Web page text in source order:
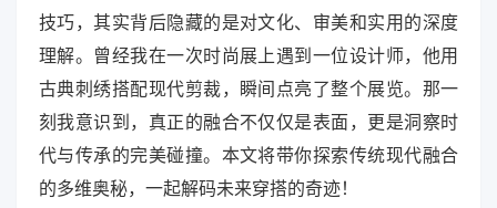
技巧，其实背后隐藏的是对文化、审美和实用的深度
理解。曾经我在一次时尚展上遇到一位设计师，他用
古典刺绣搭配现代剪裁，瞬间点亮了整个展览。那一
刻我意识到，真正的融合不仅仅是表面，更是洞察时
代与传承的完美碰撞。本文将带你探索传统现代融合
的多维奥秘，一起解码未来穿搭的奇迹！